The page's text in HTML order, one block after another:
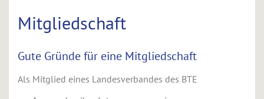
Mitgliedschaft
Gute Gründe für eine Mitgliedschaft
Als Mitglied eines Landesverbandes des BTE